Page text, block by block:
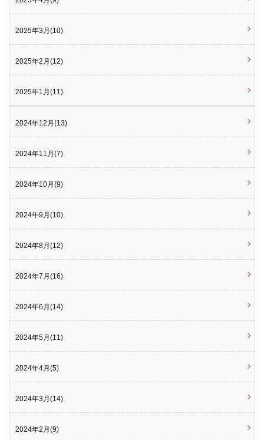
2025年3月(10)
2025年2月(12)
2025年1月(11)
2024年12月(13)
2024年11月(7)
2024年10月(9)
2024年9月(10)
2024年8月(12)
2024年7月(16)
2024年6月(14)
2024年5月(11)
2024年4月(5)
2024年3月(14)
2024年2月(9)